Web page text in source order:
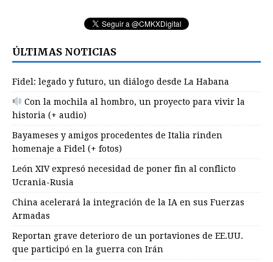
ÚLTIMAS NOTICIAS
Fidel: legado y futuro, un diálogo desde La Habana
Con la mochila al hombro, un proyecto para vivir la
historia (+ audio)
Bayameses y amigos procedentes de Italia rinden
homenaje a Fidel (+ fotos)
León XIV expresó necesidad de poner fin al conflicto
Ucrania-Rusia
China acelerará la integración de la IA en sus Fuerzas
Armadas
Reportan grave deterioro de un portaviones de EE.UU.
que participó en la guerra con Irán